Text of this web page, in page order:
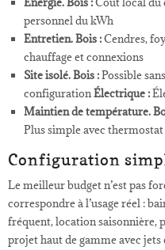
personnel du kWh
Entretien.Bois :Cendres,
chauffage et connexions
Site isolé.Bois :Possible
configurationÉlectrique :
Maintien de température.
Plus simple avec thermostat
Configuration
Le meilleur budget n’est pas
correspondre à l’usage réel :
fréquent, location saisonnière,
projet haut de gamme avec jets